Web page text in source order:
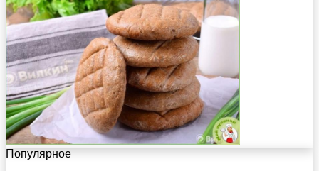
Популярное